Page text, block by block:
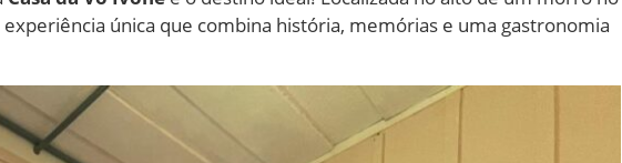
única que combina história, memórias e uma gastronomia